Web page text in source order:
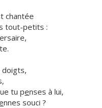
chantée
tout-petits :
tu penses à lui,
nnes souci ?